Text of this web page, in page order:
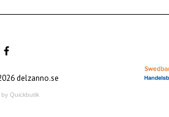
delzanno.se
by Quickbutik